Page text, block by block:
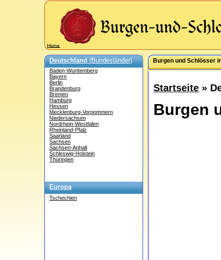
Deutschland(Bundesländer)
Baden-Württemberg
Bayern
Berlin
Brandenburg
Bremen
Hamburg
Hessen
Mecklenburg-Vorpommern
Niedersachsen
Nordrhein-Westfalen
Rheinland-Pfalz
Saarland
Sachsen
Sachsen-Anhalt
Schleswig-Holstein
Thüringen
Europa
Tschechien
Burgen und Schlösser
Startseite »
Burgen